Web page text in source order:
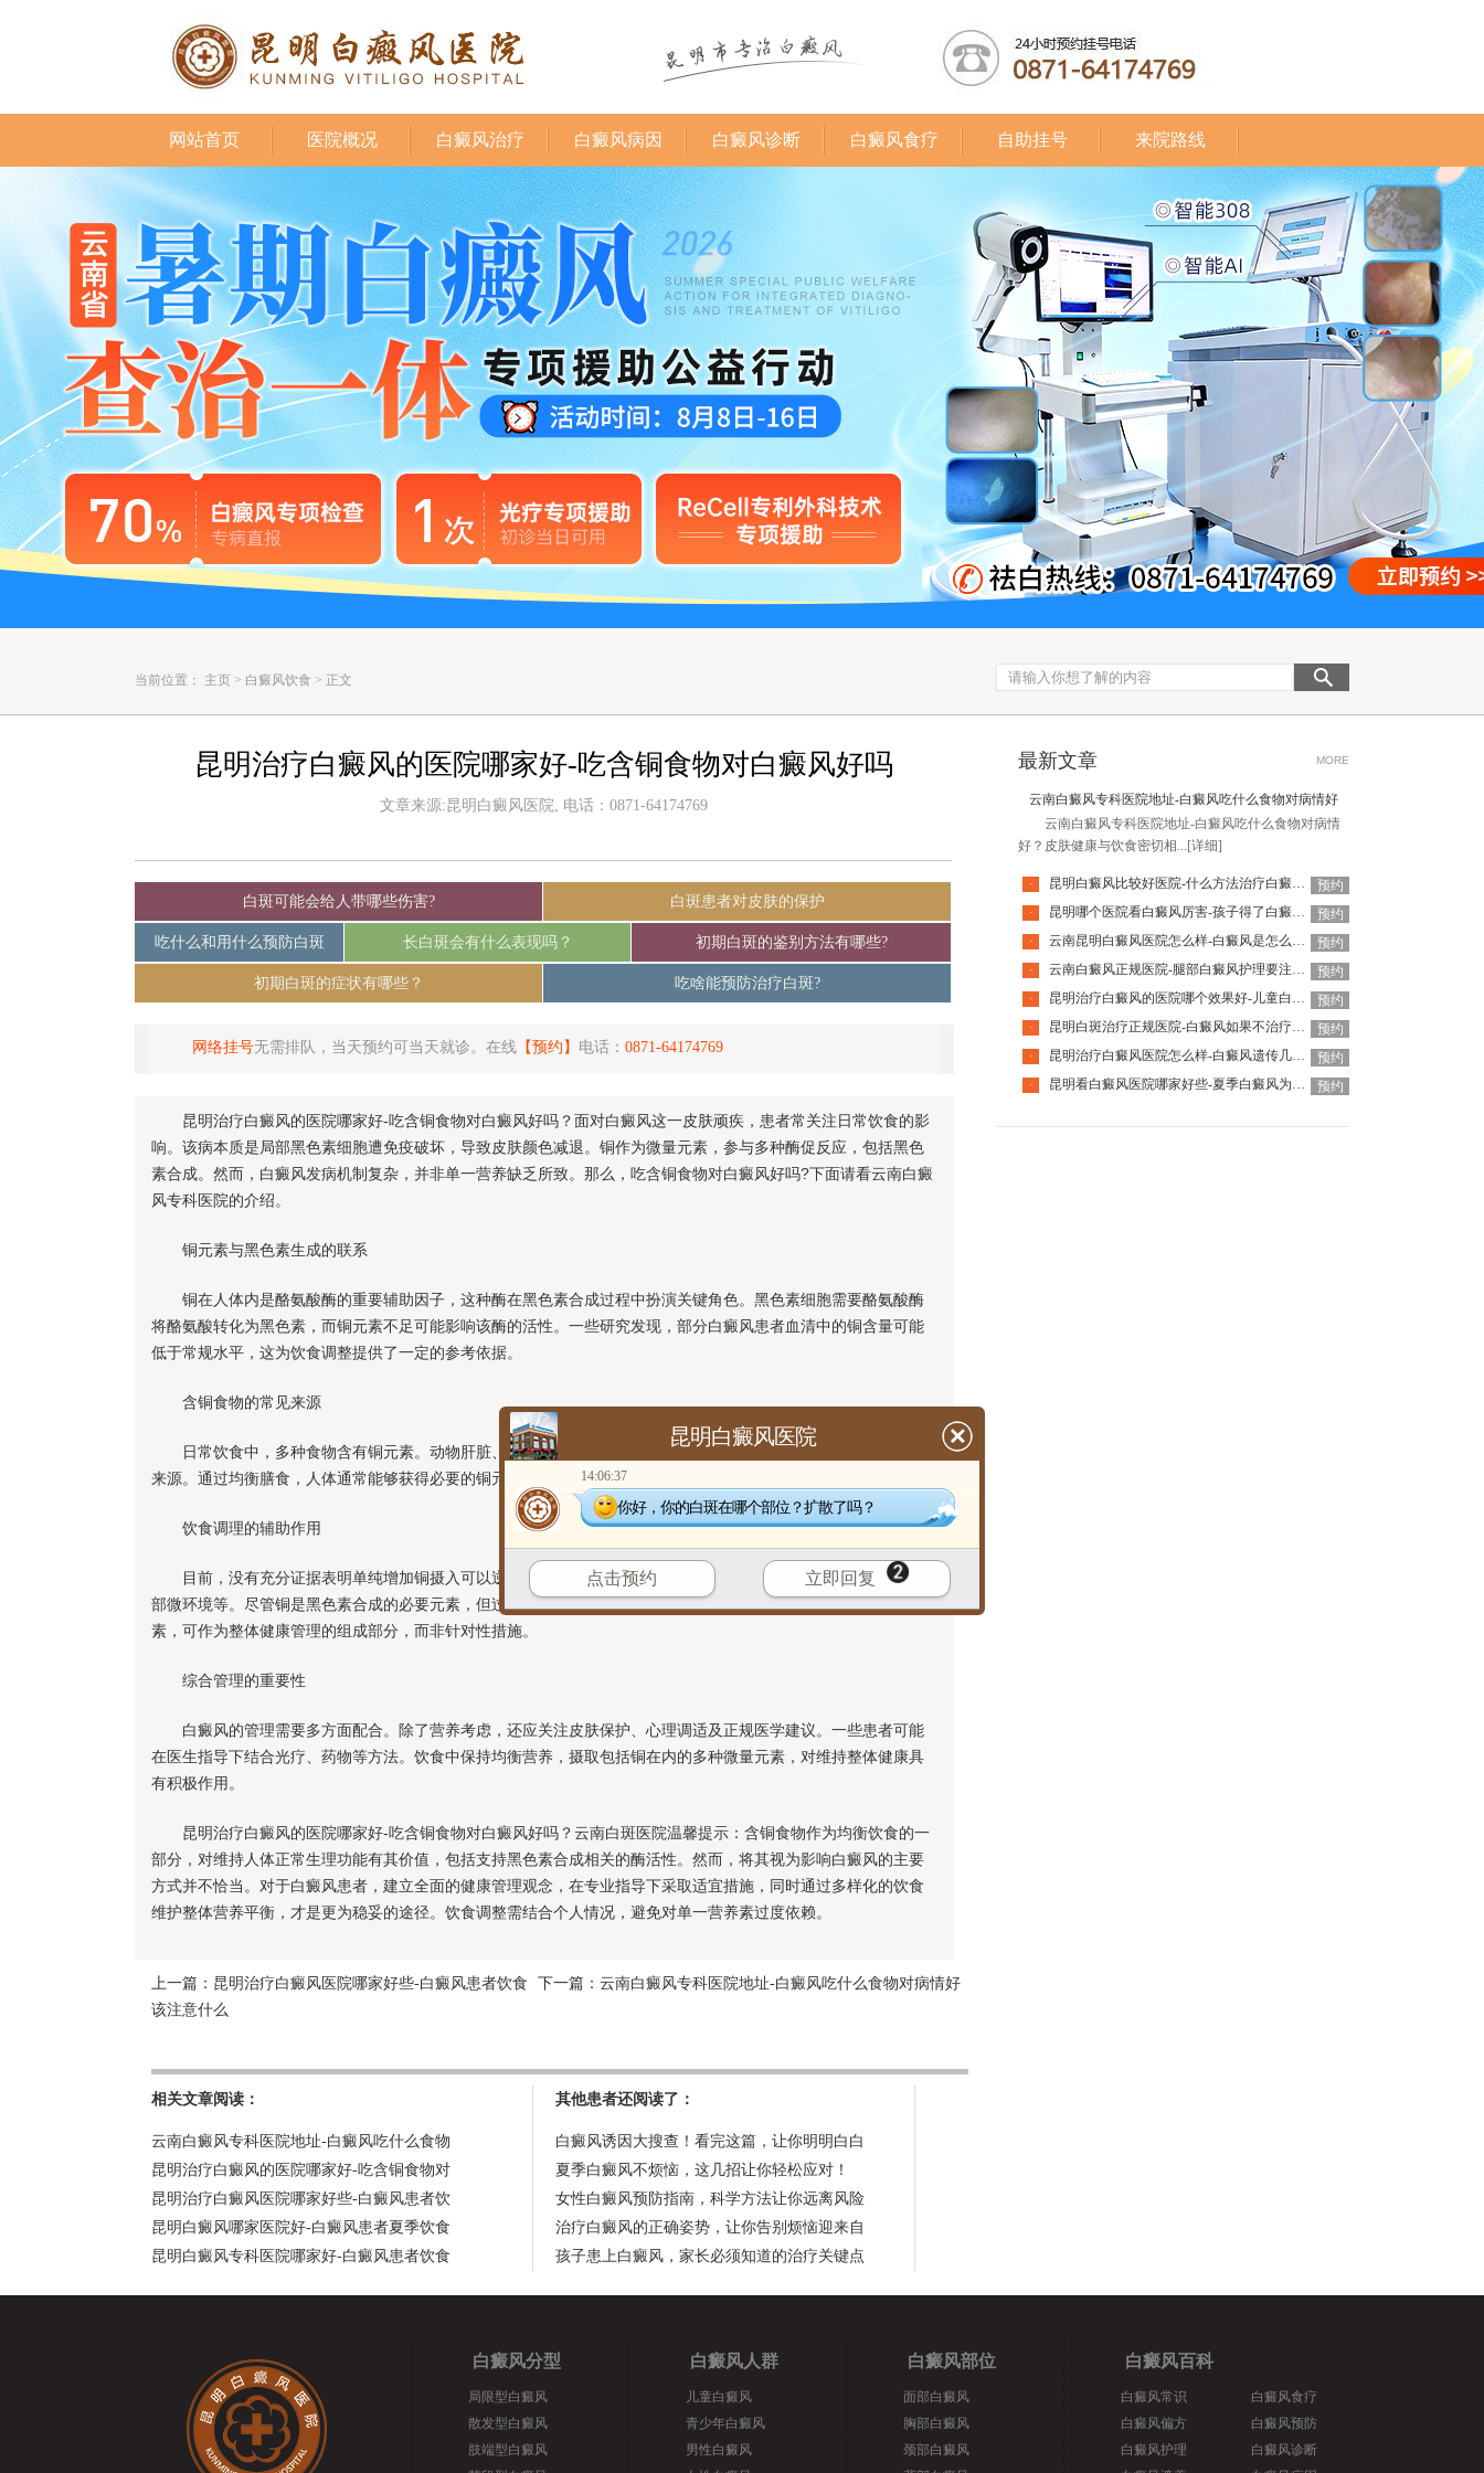
网站首页 医院概况 白癜风治疗 白癜风病因 白癜风诊断 白癜风食疗 自助挂号 来院路线
当前位置： 主页 > 白癜风饮食 > 正文
昆明治疗白癜风的医院哪家好-吃含铜食物对白癜风好吗
文章来源:昆明白癜风医院, 电话：0871-64174769
白斑可能会给人带哪些伤害? 白斑患者对皮肤的保护
吃什么和用什么预防白斑 长白斑会有什么表现吗？ 初期白斑的鉴别方法有哪些?
初期白斑的症状有哪些？ 吃啥能预防治疗白斑?
网络挂号无需排队，当天预约可当天就诊。在线 【预约】 电话： 0871-64174769
昆明治疗白癜风的医院哪家好-吃含铜食物对白癜风好吗？面对白癜风这一皮肤顽疾，患者常关注日常饮食的影
响。该病本质是局部黑色素细胞遭免疫破坏，导致皮肤颜色减退。铜作为微量元素，参与多种酶促反应，包括黑色
素合成。然而，白癜风发病机制复杂，并非单一营养缺乏所致。那么，吃含铜食物对白癜风好吗?下面请看云南白癜
风专科医院的介绍。
铜元素与黑色素生成的联系
铜在人体内是酪氨酸酶的重要辅助因子，这种酶在黑色素合成过程中扮演关键角色。黑色素细胞需要酪氨酸酶
将酪氨酸转化为黑色素，而铜元素不足可能影响该酶的活性。一些研究发现，部分白癜风患者血清中的铜含量可能
低于常规水平，这为饮食调整提供了一定的参考依据。
含铜食物的常见来源
日常饮食中，多种食物含有铜元素。动物肝脏、贝类海鲜、坚果、豆类、全谷物以及黑巧克力等都是铜的良好
来源。通过均衡膳食，人体通常能够获得必要的铜元素，无需过度补充。
饮食调理的辅助作用
目前，没有充分证据表明单纯增加铜摄入可以逆转白癜风。皮肤色素的恢复涉及复杂因素，包括免疫调节、局
部微环境等。尽管铜是黑色素合成的必要元素，但过量补充可能带来其他健康风险。因此，通过食物适度补充铜元
素，可作为整体健康管理的组成部分，而非针对性措施。
综合管理的重要性
白癜风的管理需要多方面配合。除了营养考虑，还应关注皮肤保护、心理调适及正规医学建议。一些患者可能
在医生指导下结合光疗、药物等方法。饮食中保持均衡营养，摄取包括铜在内的多种微量元素，对维持整体健康具
有积极作用。
昆明治疗白癜风的医院哪家好-吃含铜食物对白癜风好吗？云南白斑医院温馨提示：含铜食物作为均衡饮食的一
部分，对维持人体正常生理功能有其价值，包括支持黑色素合成相关的酶活性。然而，将其视为影响白癜风的主要
方式并不恰当。对于白癜风患者，建立全面的健康管理观念，在专业指导下采取适宜措施，同时通过多样化的饮食
维护整体营养平衡，才是更为稳妥的途径。饮食调整需结合个人情况，避免对单一营养素过度依赖。
上一篇： 昆明治疗白癜风医院哪家好些-白癜风患者饮食
该注意什么
下一篇： 云南白癜风专科医院地址-白癜风吃什么食物对病情好
相关文章阅读：
云南白癜风专科医院地址-白癜风吃什么食物
昆明治疗白癜风的医院哪家好-吃含铜食物对
昆明治疗白癜风医院哪家好些-白癜风患者饮
昆明白癜风哪家医院好-白癜风患者夏季饮食
昆明白癜风专科医院哪家好-白癜风患者饮食
其他患者还阅读了：
白癜风诱因大搜查！看完这篇，让你明明白白
夏季白癜风不烦恼，这几招让你轻松应对！
女性白癜风预防指南，科学方法让你远离风险
治疗白癜风的正确姿势，让你告别烦恼迎来自
孩子患上白癜风，家长必须知道的治疗关键点
最新文章 MORE
云南白癜风专科医院地址-白癜风吃什么食物对病情好
云南白癜风专科医院地址-白癜风吃什么食物对病情
好？皮肤健康与饮食密切相... [详细]
· 昆明白癜风比较好医院-什么方法治疗白癜风见效快
预约
·
昆明哪个医院看白癜风厉害-孩子得了白癜风怎么办
预约
·
云南昆明白癜风医院怎么样-白癜风是怎么引起的
预约
·
云南白癜风正规医院-腿部白癜风护理要注意什么
预约
·
昆明治疗白癜风的医院哪个效果好-儿童白癜风用药注意什么
预约
·
昆明白斑治疗正规医院-白癜风如果不治疗会怎样
预约
·
昆明治疗白癜风医院怎么样-白癜风遗传几率大不大
预约
·
昆明看白癜风医院哪家好些-夏季白癜风为何容易扩散 预约
白癜风分型
局限型白癜风
散发型白癜风
肢端型白癜风
白癜风人群
儿童白癜风
青少年白癜风
男性白癜风
白癜风部位
面部白癜风
胸部白癜风
颈部白癜风
白癜风百科
白癜风常识
白癜风偏方
白癜风护理
白癜风食疗
白癜风预防
白癜风诊断
昆明白癜风医院
14:06:37
你好，你的白斑在哪个部位？扩散了吗？
点击预约 立即回复